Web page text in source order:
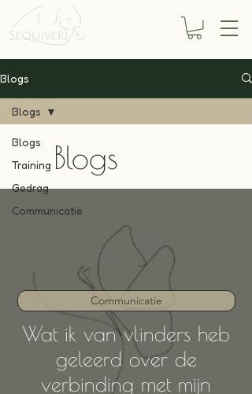
Blogs
Blogs
Training
Gedrag
Communicatie
Blogs
Blogs
Wat ik van vlinders heb
geleerd over de
verbinding met mijn
Communicatie